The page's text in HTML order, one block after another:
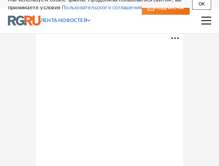
принимаете условия Пользовательского соглашения
OK
СВЕЖИЙ НОМЕР ПОДПИСКА
ЛЕНТА НОВОСТЕЙ